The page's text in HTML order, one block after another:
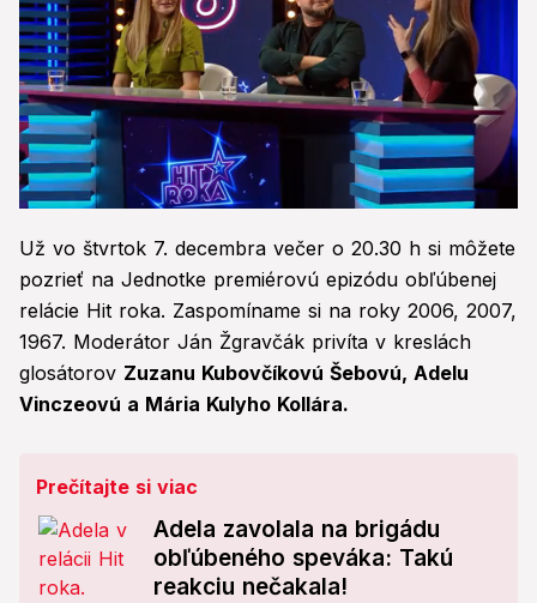
seconds
of
58
seconds
Už vo štvrtok 7. decembra večer o 20.30 h si môžete
pozrieť na Jednotke premiérovú epizódu obľúbenej
relácie Hit roka. Zaspomíname si na roky 2006, 2007,
1967. Moderátor Ján Žgravčák privíta v kreslách
glosátorov Zuzanu Kubovčíkovú Šebovú, Adelu
Vinczeovú a Mária Kulyho Kollára.
Prečítajte si viac
Adela zavolala na brigádu
obľúbeného speváka: Takú
reakciu nečakala!